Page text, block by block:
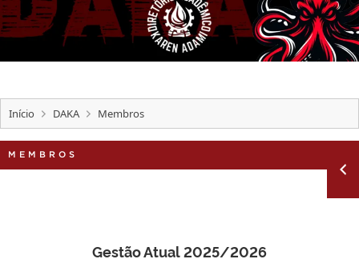
EDITAIS
INTERNACIONAL
TELEFONES
Início DAKA Membros
MEMBROS
Gestão Atual 2025/2026